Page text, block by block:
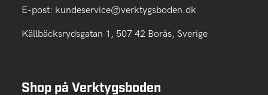
E-post: kundeservice@verktygsboden.dk
Källbäcksrydsgatan 1, 507 42 Borås, Sverige
Shop på Verktygsboden